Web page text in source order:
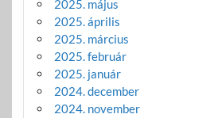
2025. május
2025. április
2025. március
2025. február
2025. január
2024. december
2024. november